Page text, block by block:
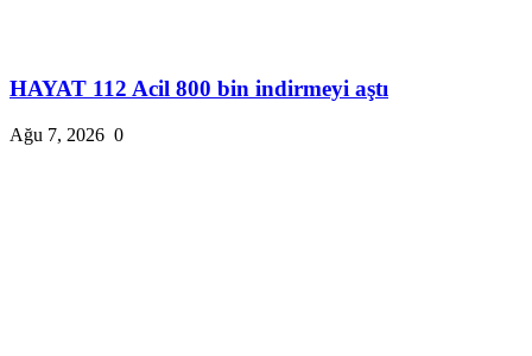
HAYAT 112 Acil 800 bin indirmeyi aştı
Ağu 7, 2026 0